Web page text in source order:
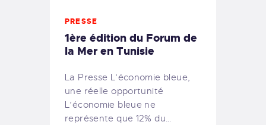
PRESSE
1ère édition du Forum de
la Mer en Tunisie
La Presse L’économie bleue,
une réelle opportunité
L’économie bleue ne
représente que 12% du…